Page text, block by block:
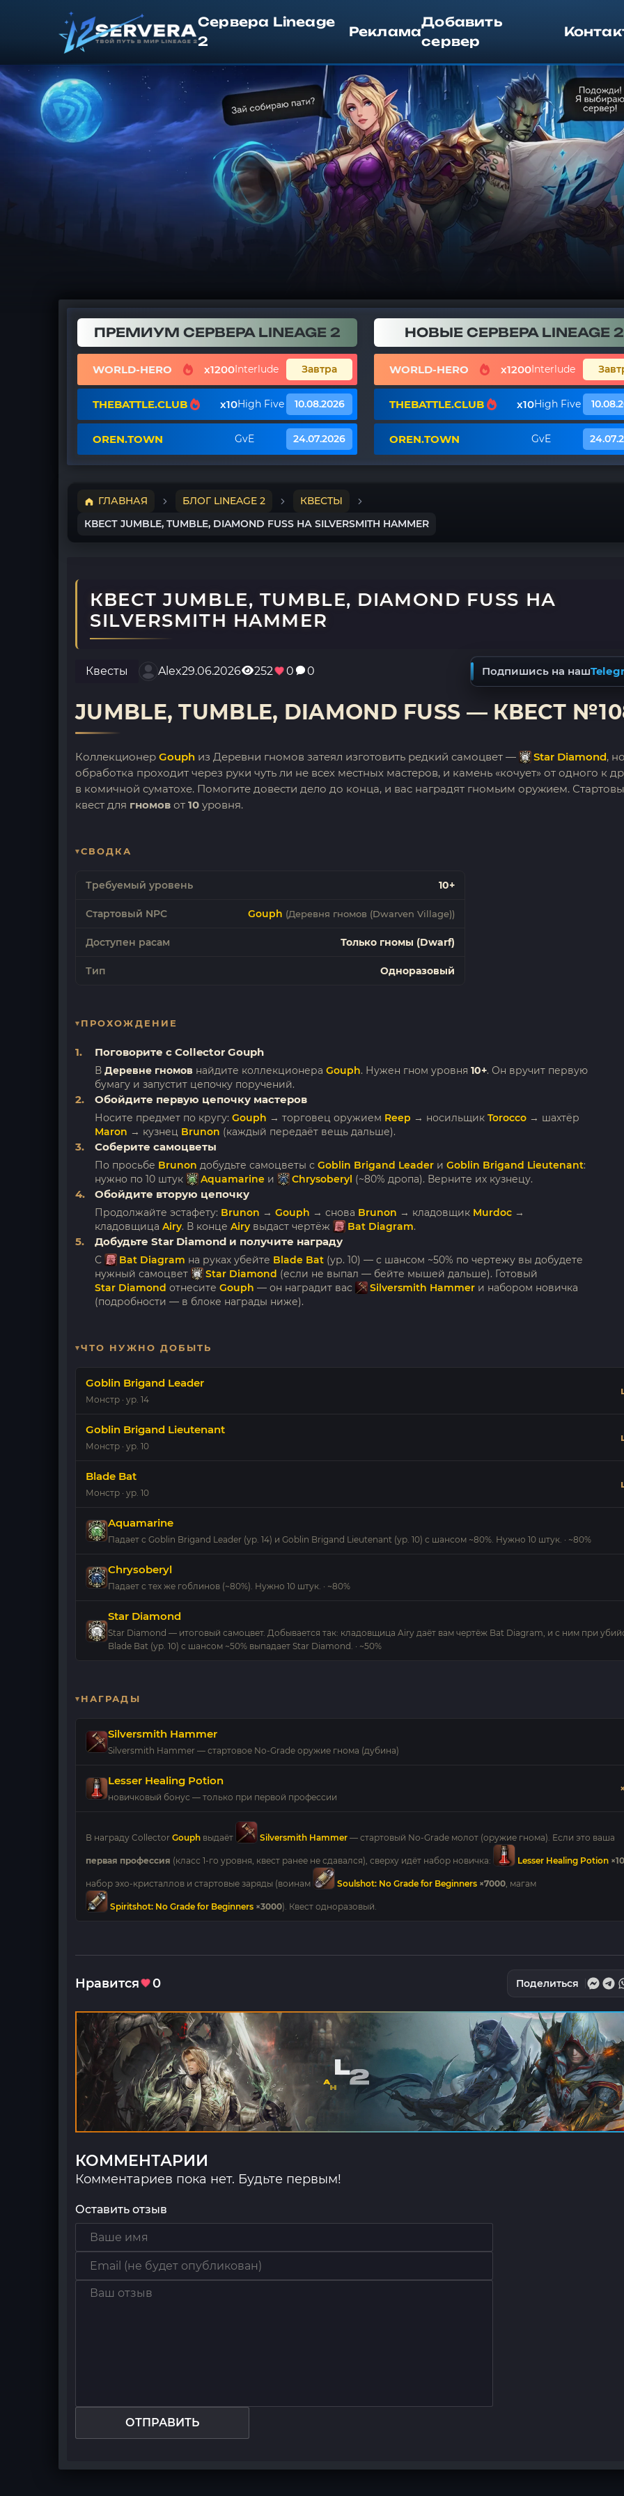
Сервера Lineage
2
Реклама
Добавить
сервер
ПРЕМИУМ СЕРВЕРА LINEAGE 2
WORLD-HERO x1200Interlude Завтра
THEBATTLE.CLUB x10High Five 10.08.2026
OREN.TOWN GvE 24.07.2026
НОВЫЕ СЕРВЕРА LINEAGE 2
WORLD-HERO x1200Interlude
THEBATTLE.CLUB x10High Five
OREN.TOWN GvE
ГЛАВНАЯ БЛОГ LINEAGE 2
КВЕСТЫ
КВЕСТ JUMBLE, TUMBLE, DIAMOND FUSS НА SILVERSMITH HAMMER
КВЕСТ JUMBLE, TUMBLE, DIAMOND FUSS НА
SILVERSMITH HAMMER
Квесты Alex29.06.2026 252 0 0 Подпишись на наш
JUMBLE, TUMBLE, DIAMOND FUSS — КВЕСТ
Коллекционер Gouph из Деревни гномов затеял изготовить редкий самоцвет — Star Diamond, но
обработка проходит через руки чуть ли не всех местных мастеров, и камень «кочует» от одного к
в комичной суматохе. Помогите довести дело до конца, и вас наградят гномьим оружием.
квест для гномов от 10 уровня.
СВОДКА
Требуемый уровень 10+
Стартовый NPC Gouph (Деревня гномов (Dwarven Village))
Доступен расам Только гномы (Dwarf)
Тип Одноразовый
ПРОХОЖДЕНИЕ
Поговорите с Collector Gouph
В Деревне гномов найдите коллекционера Gouph. Нужен гном уровня 10+. Он вручит первую
бумагу и запустит цепочку поручений.
Обойдите первую цепочку мастеров
Носите предмет по кругу: Gouph → торговец оружием Reep → носильщик Torocco → шахтёр
Maron → кузнец Brunon (каждый передаёт вещь дальше).
Соберите самоцветы
По просьбе Brunon добудьте самоцветы с Goblin Brigand Leader и Goblin Brigand Lieutenant:
нужно по 10 штук
Aquamarine и Chrysoberyl (~80% дропа). Верните их кузнецу.
Обойдите вторую цепочку
Продолжайте эстафету: Brunon → Gouph → снова Brunon → кладовщик Murdoc →
кладовщица Airy. В конце Airy выдаст чертёж Bat Diagram.
Добудьте Star Diamond и получите награду
С Bat Diagram на руках убейте Blade Bat (ур. 10) — с шансом ~50% по чертежу вы добудете
нужный самоцвет
Star Diamond (если не выпал — бейте мышей дальше). Готовый
Star Diamond отнесите Gouph — он наградит вас Silversmith Hammer и набором новичка
(подробности — в блоке награды ниже).
ЧТО НУЖНО ДОБЫТЬ
Goblin Brigand Leader
Монстр · ур. 14
Goblin Brigand Lieutenant
Монстр · ур. 10
Blade Bat
Монстр · ур. 10
Aquamarine
Падает с Goblin Brigand Leader (ур. 14) и Goblin Brigand Lieutenant (ур. 10) с шансом ~80%. Нужно 10 штук. · ~80%
Chrysoberyl
Падает с тех же гоблинов (~80%). Нужно 10 штук. · ~80%
Star Diamond
Star Diamond — итоговый самоцвет. Добывается так: кладовщица Airy даёт вам чертёж Bat Diagram, и с ним при
Blade Bat (ур. 10) с шансом ~50% выпадает Star Diamond. · ~50%
НАГРАДЫ
Silversmith Hammer
Silversmith Hammer — стартовое No-Grade оружие гнома (дубина)
Lesser Healing Potion
новичковый бонус — только при первой профессии
В награду Collector Gouph выдаёт Silversmith Hammer — стартовый No-Grade молот (оружие гнома). Если это ваша
первая профессия (класс 1-го уровня, квест ранее не сдавался), сверху идёт набор новичка: Lesser Healing Potion
набор эхо-кристаллов и стартовые заряды (воинам Soulshot: No Grade for Beginners ×7000, магам
Spiritshot: No Grade for Beginners ×3000). Квест одноразовый.
Нравится 0 Поделиться
КОММЕНТАРИИ
Комментариев пока нет. Будьте первым!
Оставить отзыв
ОТПРАВИТЬ